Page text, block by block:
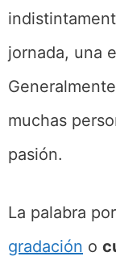
jornada, una
muchas
pasión.
La palabra
gradación o